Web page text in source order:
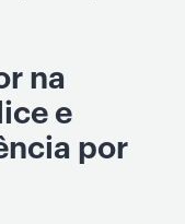
na
e
por